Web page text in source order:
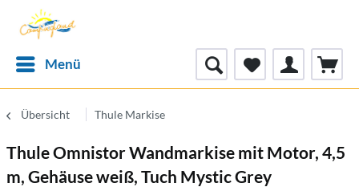
Menü
Übersicht Thule Markise
Thule Omnistor Wandmarkise mit Motor, 4,5
m, Gehäuse weiß, Tuch Mystic Grey